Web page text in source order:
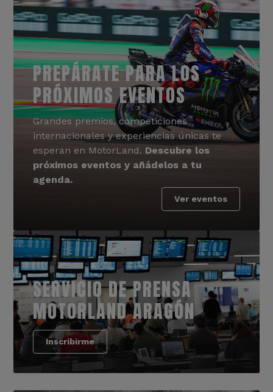
PREPÁRATE PARA LOS
PRÓXIMOS EVENTOS
Grandes premios, competiciones
internacionales y experiencias únicas te
esperan en MotorLand. Descubre los
próximos eventos y añádelos a tu
agenda.
Ver eventos
SERVICIO DE PRENSA
MOTORLAND ARAGÓN
Inscribirme